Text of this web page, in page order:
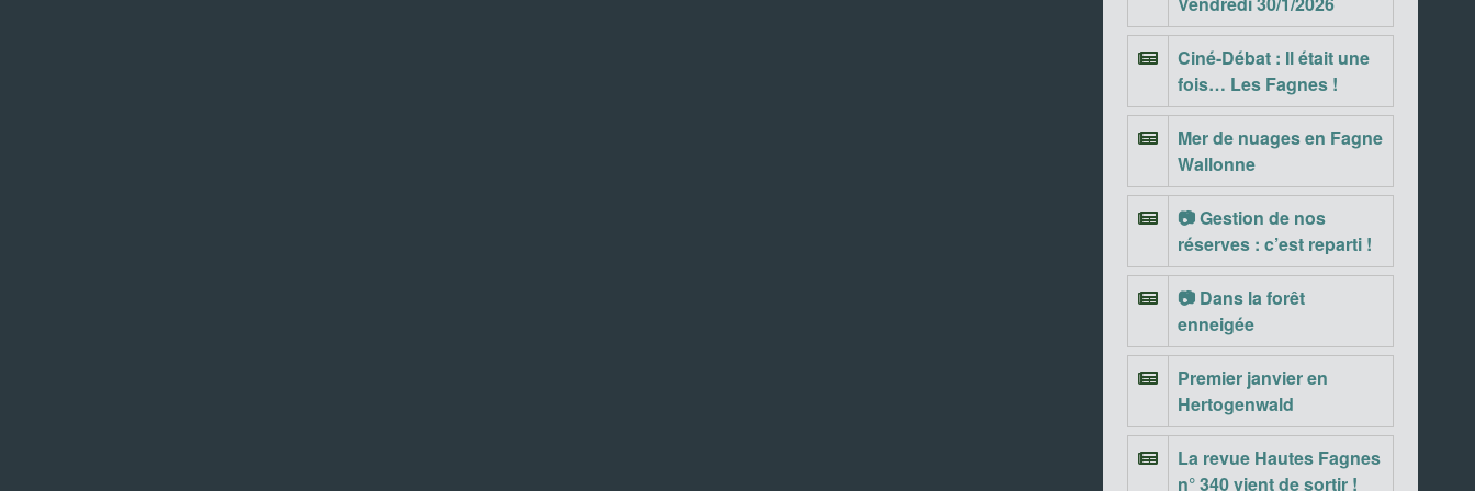
Ciné-Débat : Il était une
fois… Les Fagnes !
Mer de nuages en Fagne
Wallonne
📷 Gestion de nos
réserves : c’est reparti !
📷 Dans la forêt
enneigée
Premier janvier en
Hertogenwald
La revue Hautes Fagnes
n° 340 vient de sortir !